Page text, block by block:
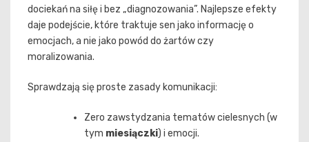
dociekań na siłę i bez „diagnozowania”. Najlepsze efekty
daje podejście, które traktuje sen jako informację o
emocjach, a nie jako powód do żartów czy
moralizowania.
Sprawdzają się proste zasady komunikacji:
Zero zawstydzania tematów cielesnych (w
tym miesiączki) i emocji.